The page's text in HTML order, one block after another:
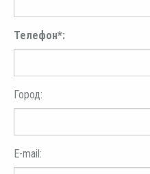
Телефон*:
Город:
E-mail: